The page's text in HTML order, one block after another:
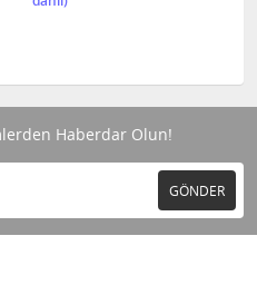
Haberdar Olun!
GÖNDER